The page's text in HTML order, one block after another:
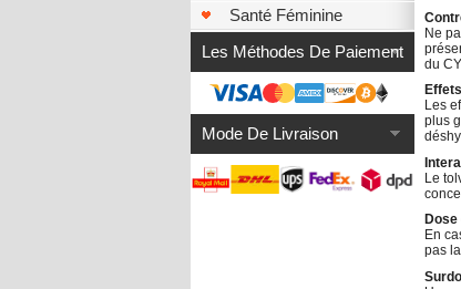
Santé Féminine
Les Méthodes De Paiement
Mode De Livraison
Ne
du
Les
plus
Le
En
pas